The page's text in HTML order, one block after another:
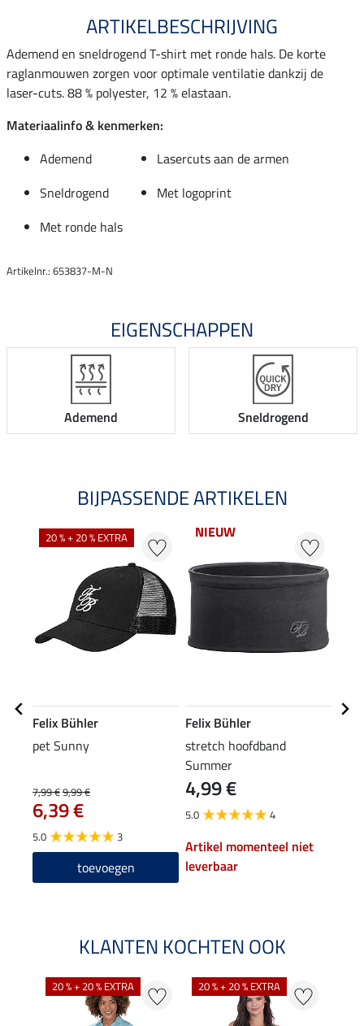
ARTIKELBESCHRIJVING
Ademend en sneldrogend T-shirt met ronde hals. De korte
raglanmouwen zorgen voor optimale ventilatie dankzij de
laser-cuts. 88 % polyester, 12 % elastaan.
Materiaalinfo & kenmerken:
Ademend
Lasercuts aan de armen
Sneldrogend
Met logoprint
Met ronde hals
Artikelnr.: 653837-M-N
EIGENSCHAPPEN
Ademend Sneldrogend
BIJPASSENDE ARTIKELEN
20 % + 20 % EXTRA
Felix Bühler
pet Sunny
7,99 €9,99 €
6,39 €
5.0 3
toevoegen
NIEUW
Felix Bühler
stretch hoofdband
Summer
4,99 €
5.0 4
Artikel momenteel niet
leverbaar
KLANTEN KOCHTEN OOK
20 % + 20 % EXTRA 20 % + 20 % EXTRA